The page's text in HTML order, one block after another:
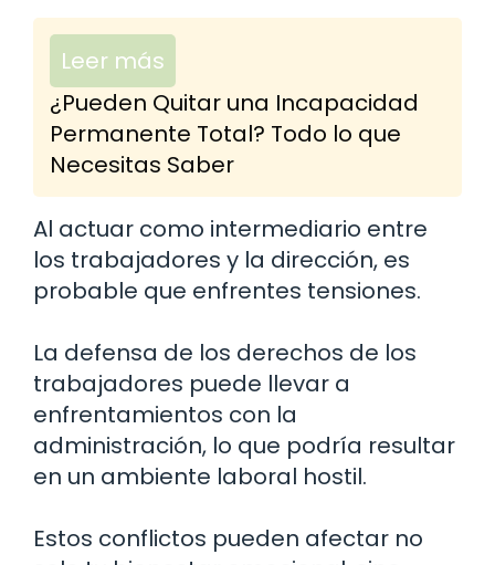
Leer más
¿Pueden Quitar una Incapacidad
Permanente Total? Todo lo que
Necesitas Saber
Al actuar como intermediario entre
los trabajadores y la dirección, es
probable que enfrentes tensiones.
La defensa de los derechos de los
trabajadores puede llevar a
enfrentamientos con la
administración, lo que podría resultar
en un ambiente laboral hostil.
Estos conflictos pueden afectar no